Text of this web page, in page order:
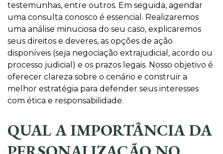
testemunhas, entre outros. Em seguida, agendar
uma consulta conosco é essencial. Realizaremos
uma análise minuciosa do seu caso, explicaremos
seus direitos e deveres, as opções de ação
disponíveis (seja negociação extrajudicial, acordo ou
processo judicial) e os prazos legais. Nosso objetivo é
oferecer clareza sobre o cenário e construir a
melhor estratégia para defender seus interesses
com ética e responsabilidade.
QUAL A IMPORTÂNCIA DA